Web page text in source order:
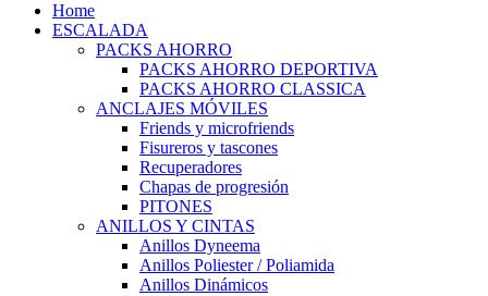
Home
ESCALADA
PACKS AHORRO
PACKS AHORRO DEPORTIVA
PACKS AHORRO CLASSICA
ANCLAJES MÓVILES
Friends y microfriends
Fisureros y tascones
Recuperadores
Chapas de progresión
PITONES
ANILLOS Y CINTAS
Anillos Dyneema
Anillos Poliester / Poliamida
Anillos Dinámicos